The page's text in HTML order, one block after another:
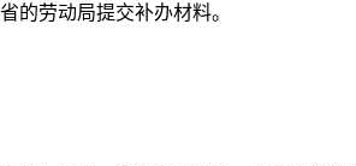
的劳动局提交补办材料。